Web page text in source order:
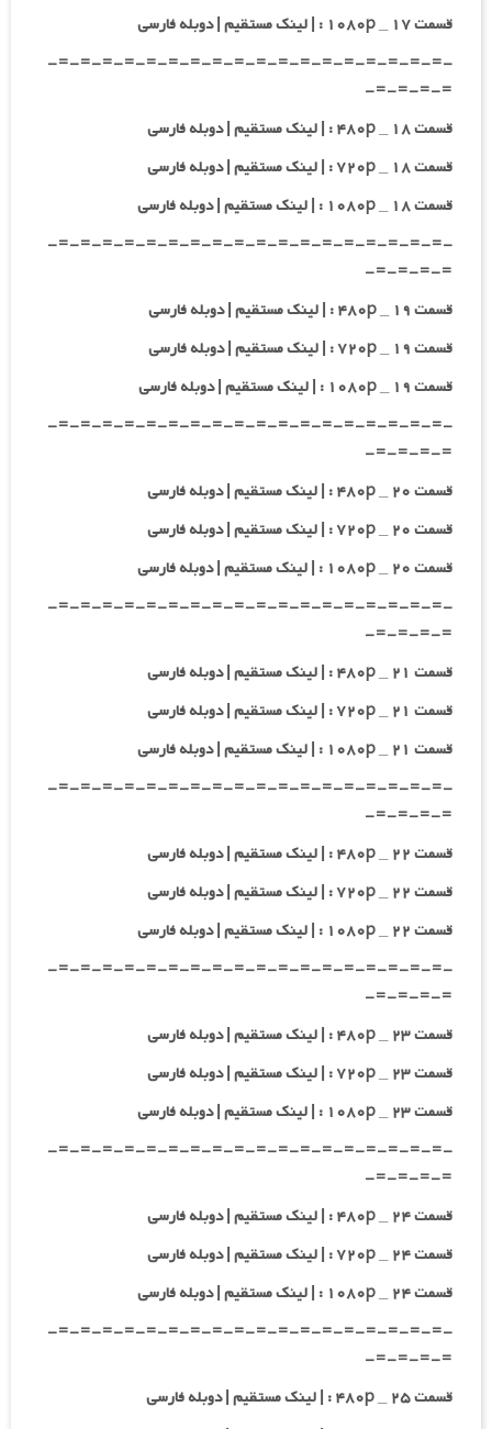
قسمت ۱۷ _ ۱۰۸۰p : | لینک مستقیم | دوبله فارسی
-=-=-=-=-=-=-=-=-=-=-=-=-=-=-=-=-=-=-
=-=-=-=-
قسمت ۱۸ _ ۴۸۰p : | لینک مستقیم | دوبله فارسی
قسمت ۱۸ _ ۷۲۰p : | لینک مستقیم | دوبله فارسی
قسمت ۱۸ _ ۱۰۸۰p : | لینک مستقیم | دوبله فارسی
-=-=-=-=-=-=-=-=-=-=-=-=-=-=-=-=-=-=-
=-=-=-=-
قسمت ۱۹ _ ۴۸۰p : | لینک مستقیم | دوبله فارسی
قسمت ۱۹ _ ۷۲۰p : | لینک مستقیم | دوبله فارسی
قسمت ۱۹ _ ۱۰۸۰p : | لینک مستقیم | دوبله فارسی
-=-=-=-=-=-=-=-=-=-=-=-=-=-=-=-=-=-=-
=-=-=-=-
قسمت ۲۰ _ ۴۸۰p : | لینک مستقیم | دوبله فارسی
قسمت ۲۰ _ ۷۲۰p : | لینک مستقیم | دوبله فارسی
قسمت ۲۰ _ ۱۰۸۰p : | لینک مستقیم | دوبله فارسی
-=-=-=-=-=-=-=-=-=-=-=-=-=-=-=-=-=-=-
=-=-=-=-
قسمت ۲۱ _ ۴۸۰p : | لینک مستقیم | دوبله فارسی
قسمت ۲۱ _ ۷۲۰p : | لینک مستقیم | دوبله فارسی
قسمت ۲۱ _ ۱۰۸۰p : | لینک مستقیم | دوبله فارسی
-=-=-=-=-=-=-=-=-=-=-=-=-=-=-=-=-=-=-
=-=-=-=-
قسمت ۲۲ _ ۴۸۰p : | لینک مستقیم | دوبله فارسی
قسمت ۲۲ _ ۷۲۰p : | لینک مستقیم | دوبله فارسی
قسمت ۲۲ _ ۱۰۸۰p : | لینک مستقیم | دوبله فارسی
-=-=-=-=-=-=-=-=-=-=-=-=-=-=-=-=-=-=-
=-=-=-=-
قسمت ۲۳ _ ۴۸۰p : | لینک مستقیم | دوبله فارسی
قسمت ۲۳ _ ۷۲۰p : | لینک مستقیم | دوبله فارسی
قسمت ۲۳ _ ۱۰۸۰p : | لینک مستقیم | دوبله فارسی
-=-=-=-=-=-=-=-=-=-=-=-=-=-=-=-=-=-=-
=-=-=-=-
قسمت ۲۴ _ ۴۸۰p : | لینک مستقیم | دوبله فارسی
قسمت ۲۴ _ ۷۲۰p : | لینک مستقیم | دوبله فارسی
قسمت ۲۴ _ ۱۰۸۰p : | لینک مستقیم | دوبله فارسی
-=-=-=-=-=-=-=-=-=-=-=-=-=-=-=-=-=-=-
=-=-=-=-
قسمت ۲۵ _ ۴۸۰p : | لینک مستقیم | دوبله فارسی